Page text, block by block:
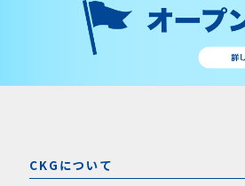
CKGについて